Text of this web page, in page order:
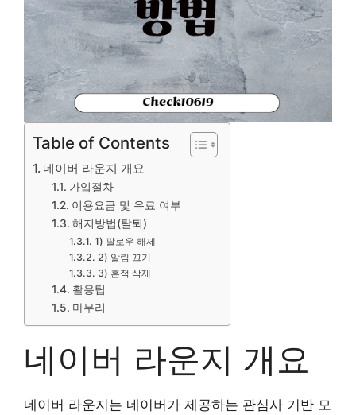
Table of Contents
네이버 라운지 개요
가입절차
이용요금 및 유료 여부
해지방법(탈퇴)
1) 팔로우 해제
2) 알림 끄기
3) 흔적 삭제
활용팁
마무리
네이버 라운지 개요
네이버 라운지는 네이버가 제공하는 관심사 기반 모